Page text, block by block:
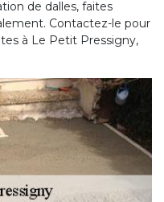
de dalles, faites
Contactez-le pour
à Le Petit Pressigny,